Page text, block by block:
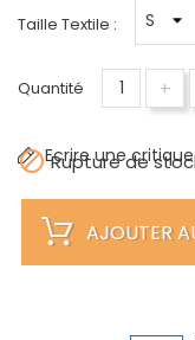
Taille Textile :
Quantité +
Ecrire une critique
Rupture de
AJOUTER